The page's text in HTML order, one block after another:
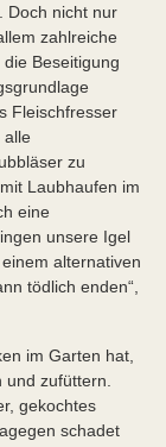
Doch nicht nur
zahlreiche
Beseitigung
Fleischfresser
alle
zu
Laubhaufen im
eine
unsere Igel
alternativen
tödlich enden“,
im Garten hat,
zufüttern.
gekochtes
schadet